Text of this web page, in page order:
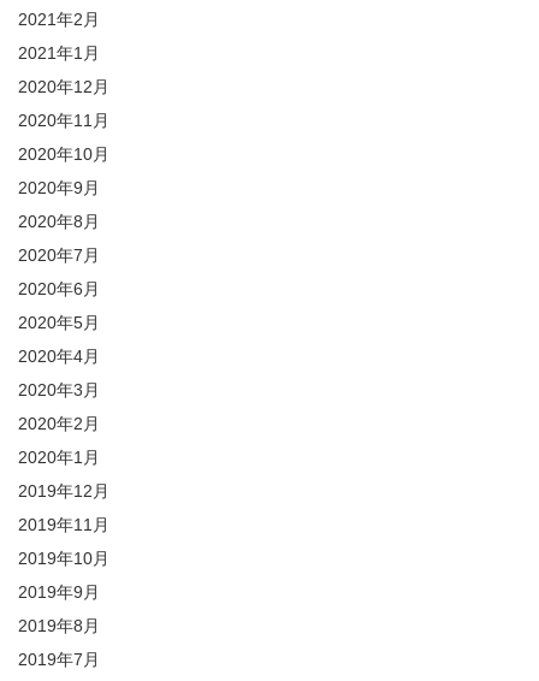
2021年2月
2021年1月
2020年12月
2020年11月
2020年10月
2020年9月
2020年8月
2020年7月
2020年6月
2020年5月
2020年4月
2020年3月
2020年2月
2020年1月
2019年12月
2019年11月
2019年10月
2019年9月
2019年8月
2019年7月